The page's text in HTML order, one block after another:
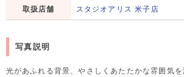
取扱店舗 スタジオアリス 米子店
写真説明
光があふれる背景、やさしくあたたかな雰囲気